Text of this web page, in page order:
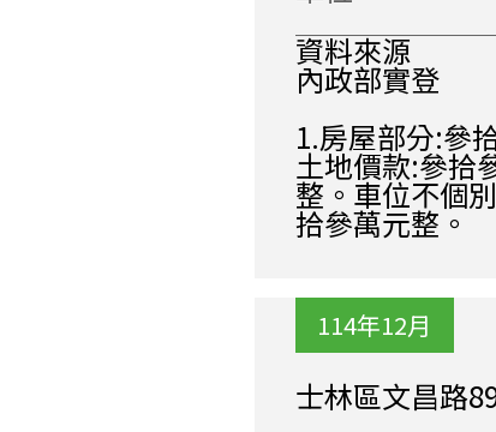
資料來源
內政部實登
1.房屋部分:參
土地價款:參拾
整。車位不個
拾參萬元整。
114年12月
士林區文昌路